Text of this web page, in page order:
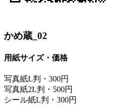
かめ蔵_02
用紙サイズ・価格
写真紙L判・300円
写真紙2L判・500円
シール紙L判・300円